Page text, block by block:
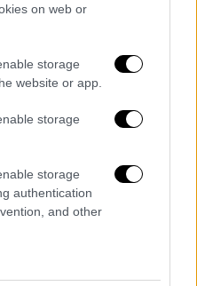
on web or
storage
website or app.
storage
storage
authentication
and other
φαίνεται να
και στην
με
βρίσκεται σε
Κράβιτζ (Zoe
ότι η σχέση
θετικά.
People τον
ο τραγουδιστής
στη Ρώμη, όπου